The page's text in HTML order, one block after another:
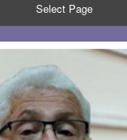
Select Page